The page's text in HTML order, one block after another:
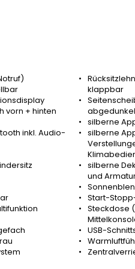
vorn + hinten
inkl. Audio-
klappbar
silberne
silberne
silberne
und
Start-
Steckdose
USB-